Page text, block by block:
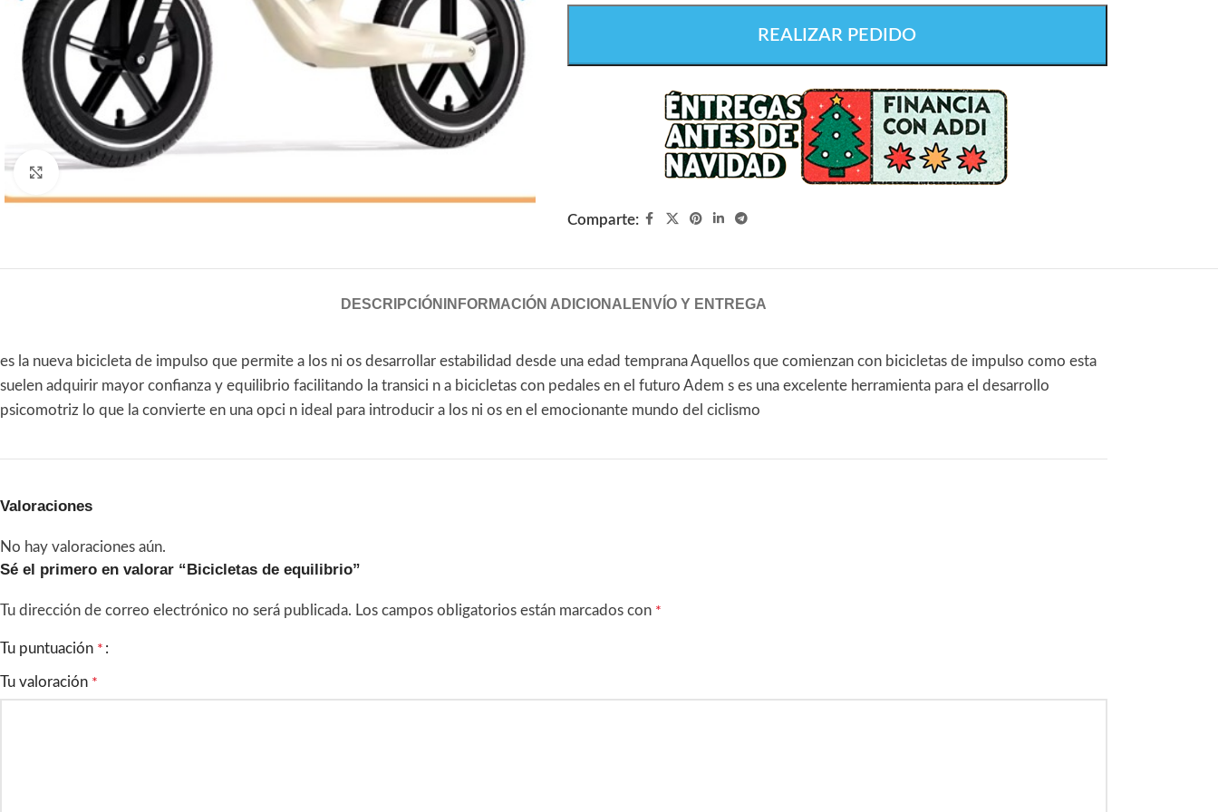
Click to enlarge
REALIZAR PEDIDO
Comparte:
DESCRIPCIÓN INFORMACIÓN ADICIONALENVÍO Y ENTREGA
es la nueva bicicleta de impulso que permite a los ni os desarrollar estabilidad desde una edad temprana Aquellos que comienzan con bicicletas de impulso como esta
suelen adquirir mayor confianza y equilibrio facilitando la transici n a bicicletas con pedales en el futuro Adem s es una excelente herramienta para el desarrollo
psicomotriz lo que la convierte en una opci n ideal para introducir a los ni os en el emocionante mundo del ciclismo
Valoraciones
No hay valoraciones aún.
Sé el primero en valorar “Bicicletas de equilibrio”
Tu dirección de correo electrónico no será publicada. Los campos obligatorios están marcados con *
Tu puntuación *
Tu valoración *